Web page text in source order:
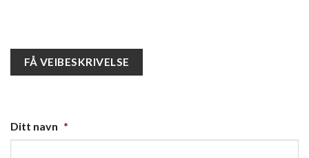
FÅ VEIBESKRIVELSE
Ditt navn *